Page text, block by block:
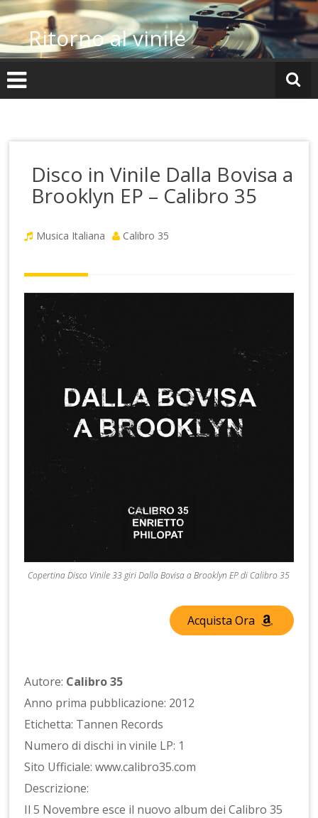
Vai
al
contenutoRitorno al vinile
Disco in Vinile Dalla Bovisa a
Brooklyn EP – Calibro 35
Musica Italiana Calibro 35
Copertina Disco Vinile 33 giri Dalla Bovisa a Brooklyn EP di Calibro 35
Acquista Ora
Autore: Calibro 35
Anno prima pubblicazione: 2012
Etichetta: Tannen Records
Numero di dischi in vinile LP: 1
Sito Ufficiale: www.calibro35.com
Descrizione:
Il 5 Novembre esce il nuovo album dei Calibro 35